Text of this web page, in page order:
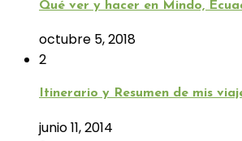
Qué ver y hacer en Mindo,
octubre 5, 2018
2
Itinerario y Resumen de mis
junio 11, 2014